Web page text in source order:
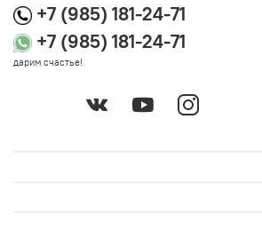
+7 (985) 181-24-71
+7 (985) 181-24-71
дарим счастье!